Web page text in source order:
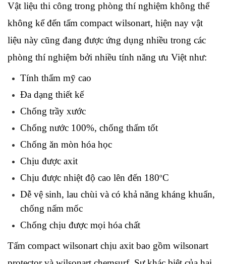
Vật liệu thi công trong phòng thí nghiệm không thể
không kể đến tấm compact wilsonart, hiện nay vật
liệu này cũng đang được ứng dụng nhiều trong các
phòng thí nghiệm bởi nhiều tính năng ưu Việt như:
Tính thẩm mỹ cao
Đa dạng thiết kế
Chống trầy xước
Chống nước 100%, chống thấm tốt
Chống ăn mòn hóa học
Chịu được axit
Chịu được nhiệt độ cao lên đến 180oC
Dễ vệ sinh, lau chùi và có khả năng kháng khuẩn,
chống nấm mốc
Chống chịu được mọi hóa chất
Tấm compact wilsonart chịu axit bao gồm wilsonart